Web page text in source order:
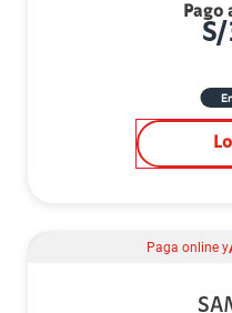
Pago
S/
Paga online y